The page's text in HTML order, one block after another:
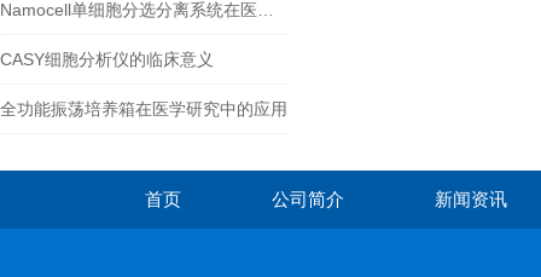
CASY细胞分析仪的临床意义
全功能振荡培养箱在医学研究中的应用
首页 公司简介 新闻资讯